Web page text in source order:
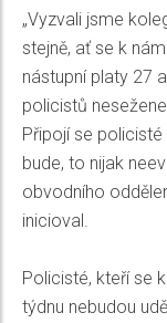
„Vyzvali jsme
stejně, ať se k
nástupní platy 27
policistů
Připojí se
bude, to nijak
obvodního
inicioval.
Policisté, kteří se
týdnu nebudou